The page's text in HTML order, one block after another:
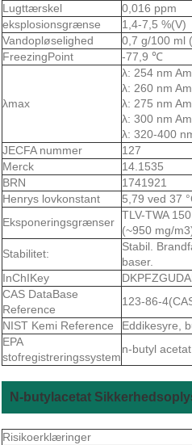
Lugttærskel
0,016 ppm
eksplosionsgrænse
1,4-7,5 %(V)
Vandopløselighed
0,7 g/100 ml
FreezingPoint
-77,9 ℃
λmax
λ: 254 nm
λ: 260 nm
λ: 275 nm
λ: 300 nm
λ: 320-400
JECFA nummer
127
Merck
14.1535
BRN
1741921
Henrys lovkonstant
5,79 ved 37
Eksponeringsgrænser
TLV-TWA
(~950 mg/
Stabilitet:
Stabil.
baser.
InChIKey
CAS DataBase
Reference
123-86-
NIST Kemi Reference
Eddikesyre,
EPA
stofregistreringssystem
n-butyl
N-butylacetat
Risikoerklæringer